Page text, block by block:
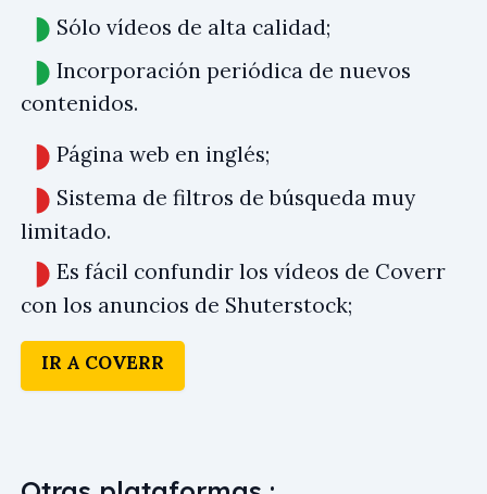
Sólo vídeos de alta calidad;
Incorporación periódica de nuevos
contenidos.
Página web en inglés;
Sistema de filtros de búsqueda muy
limitado.
Es fácil confundir los vídeos de Coverr
con los anuncios de Shuterstock;
IR A COVERR